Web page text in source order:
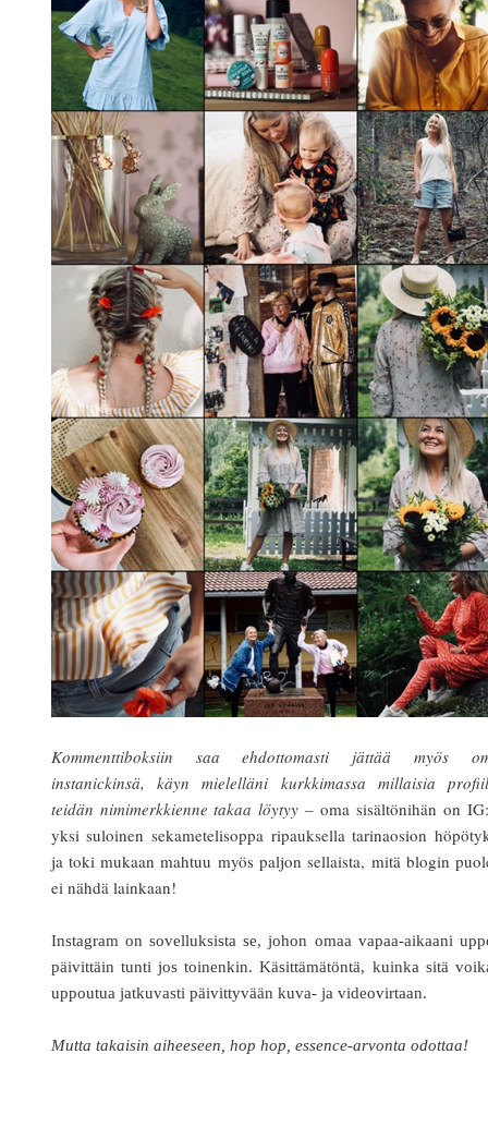
Kommenttiboksiin saa ehdottomasti jättää myös
instanickinsä, käyn mielelläni kurkkimassa millaisia
teidän nimimerkkienne takaa löytyy –oma sisältönihän on
yksi suloinen sekametelisoppa ripauksella tarinaosion
ja toki mukaan mahtuu myös paljon sellaista, mitä blogin
ei nähdä lainkaan!
Instagram on sovelluksista se, johon omaa vapaa-aikaani
päivittäin tunti jos toinenkin. Käsittämätöntä, kuinka sitä
uppoutua jatkuvasti päivittyvään kuva- ja videovirtaan.
Mutta takaisin aiheeseen, hop hop, essence-arvonta odottaa!